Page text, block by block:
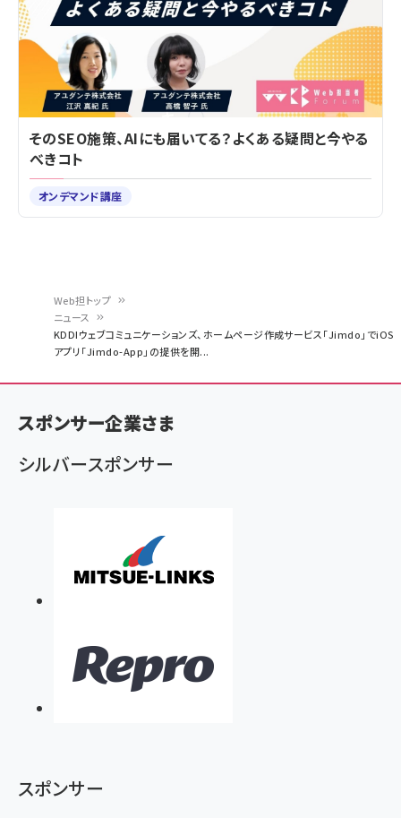
く
ず
Web担トップ
ニュース
KDDIウェブコミュニケーションズ、ホームページ作成サービス「Jimdo」でiOS
アプリ「Jimdo-App」の提供を開...
そのSEO施策、AIにも届いてる？よくある疑問と今やる
べきコト
オンデマンド講座
スポンサー企業さま
シルバースポンサー
スポンサー